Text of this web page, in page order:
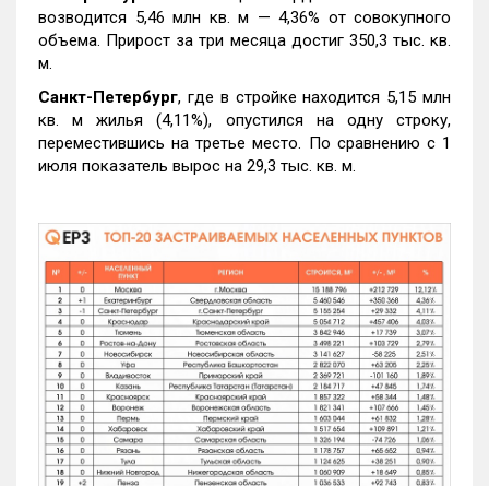
возводится 5,46 млн кв. м — 4,36% от совокупного
объема. Прирост за три месяца достиг 350,3 тыс. кв.
м.
Санкт-Петербург, где в стройке находится 5,15 млн
кв. м жилья (4,11%), опустился на одну строку,
переместившись на третье место. По сравнению с 1
июля показатель вырос на 29,3 тыс. кв. м.